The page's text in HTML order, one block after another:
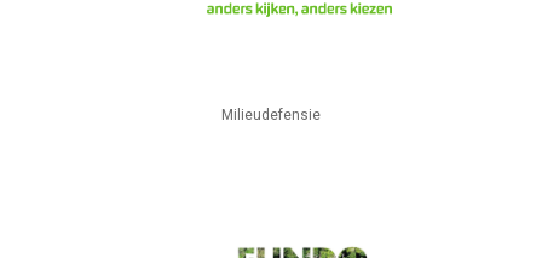
Milieudefensie